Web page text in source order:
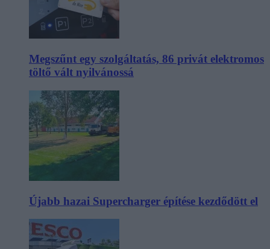
Megszűnt egy szolgáltatás, 86 privát elektromos
töltő vált nyilvánossá
Újabb hazai Supercharger építése kezdődött el